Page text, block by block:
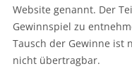
Website genannt. Der
Gewinnspiel zu
Tausch der Gewinne ist
nicht übertragbar.